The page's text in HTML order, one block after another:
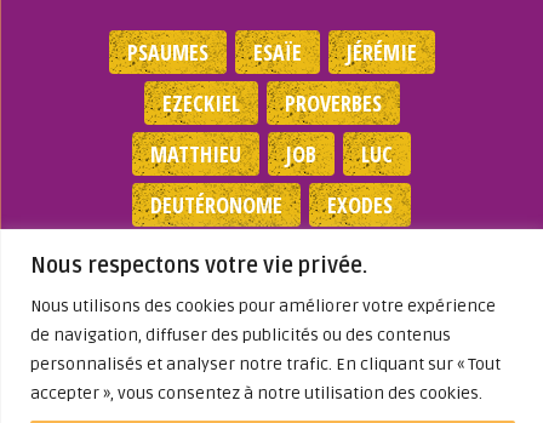
Nous respectons votre vie privée.
Nous utilisons des cookies pour améliorer votre expérience
de navigation, diffuser des publicités ou des contenus
personnalisés et analyser notre trafic. En cliquant sur « Tout
accepter », vous consentez à notre utilisation des cookies.
PSAUMES ESAÏE
JÉRÉMIE
EZECKIEL
PROVERBES
MATTHIEU
JOB
LUC
DEUTÉRONOME
EXODES
NOMBRES
JEAN 1 SAMUEL
Politique de
confidentialité
|
Dans ma Vie
© 2026